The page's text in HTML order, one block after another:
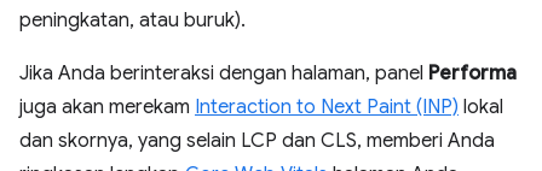
peningkatan, atau buruk).
Jika Anda berinteraksi dengan halaman, panel Performa
juga akan merekam Interaction to Next Paint (INP) lokal
dan skornya, yang selain LCP dan CLS, memberi Anda